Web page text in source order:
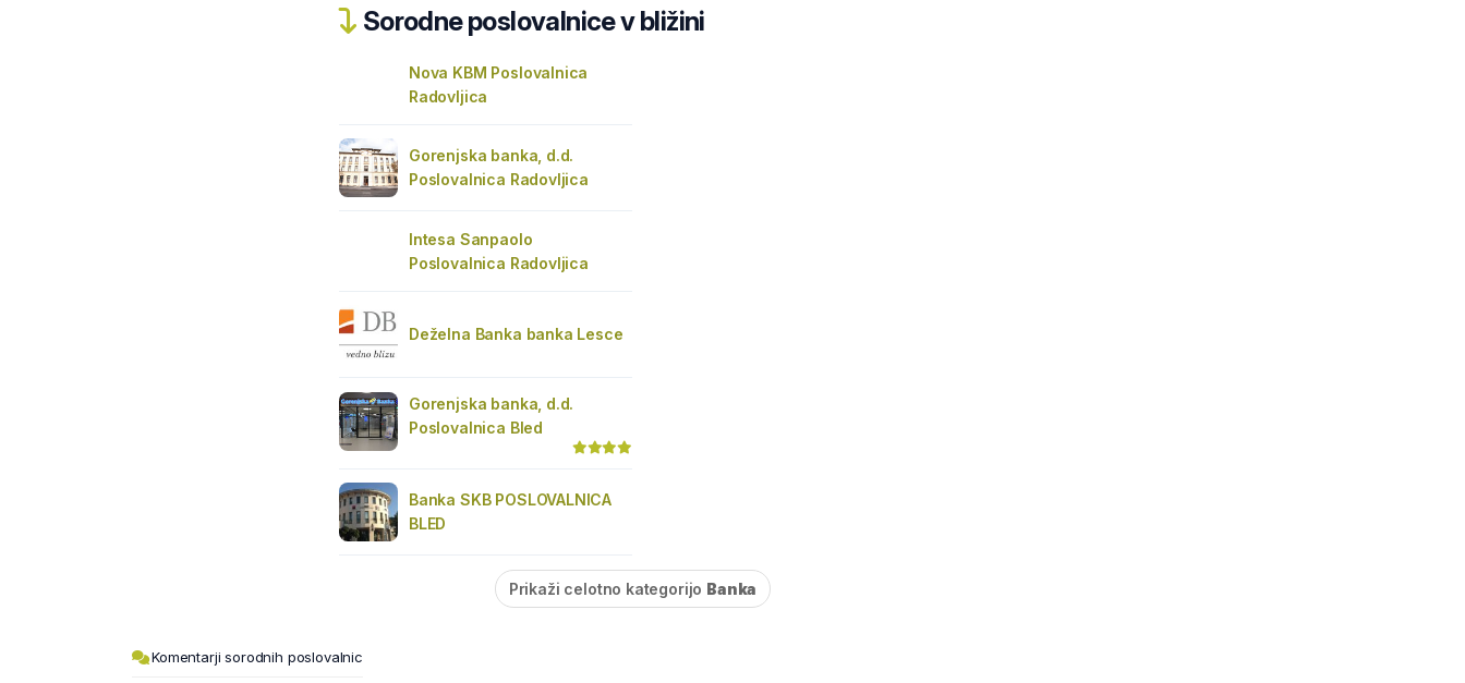
Sorodne poslovalnice v bližini
Nova KBM Poslovalnica
Radovljica
Gorenjska banka, d.d.
Poslovalnica Radovljica
Intesa Sanpaolo
Poslovalnica Radovljica
Deželna Banka banka Lesce
Gorenjska banka, d.d.
Poslovalnica Bled
Banka SKB POSLOVALNICA
BLED
Prikaži celotno kategorijo Banka
Komentarji sorodnih poslovalnic